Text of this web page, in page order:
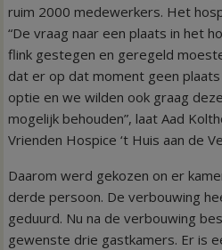
ruim 2000 medewerkers. Het
“De vraag naar een plaats in het
flink gestegen en geregeld
dat er op dat moment geen
optie en we wilden ook graag
mogelijk behouden”, laat Aad
Vrienden Hospice ‘t Huis aan de
Daarom werd gekozen on er
derde persoon. De verbouwing
geduurd. Nu na de verbouwing
gewenste drie gastkamers. Er is